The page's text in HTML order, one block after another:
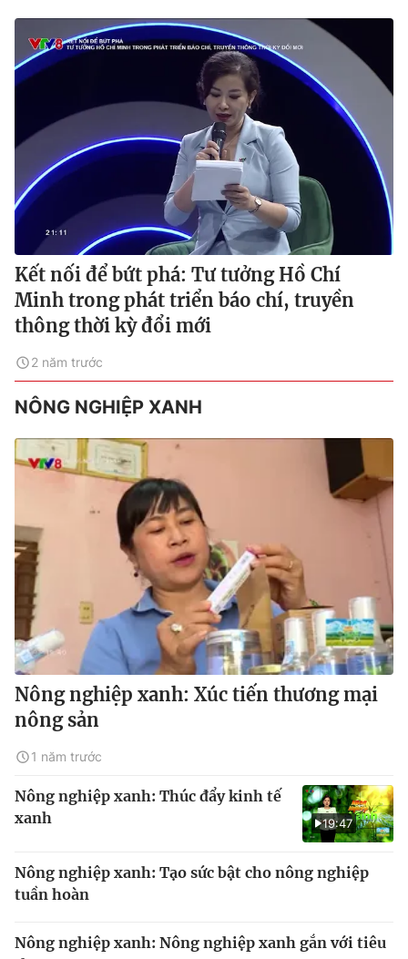
Kết nối để bứt phá: Tư tưởng Hồ Chí
Minh trong phát triển báo chí, truyền
thông thời kỳ đổi mới
2 năm trước
NÔNG NGHIỆP XANH
Nông nghiệp xanh: Xúc tiến thương mại
nông sản
1 năm trước
19:47
Nông nghiệp xanh: Thúc đẩy kinh tế
xanh
Nông nghiệp xanh: Tạo sức bật cho nông nghiệp
tuần hoàn
Nông nghiệp xanh: Nông nghiệp xanh gắn với tiêu